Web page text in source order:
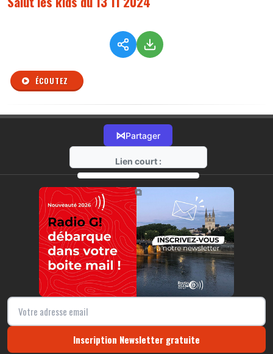
ÉCOUTEZ
⋈Partager
Lien court :
https://radio-g.fr?r400
⧉
Inscription Newsletter gratuite